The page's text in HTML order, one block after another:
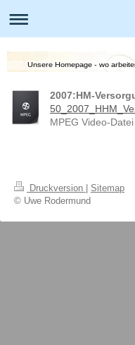
Unsere Homepage - wo
2007:HM-
MPEG Video-
Druckversion
Sitemap
© Uwe Rodermund